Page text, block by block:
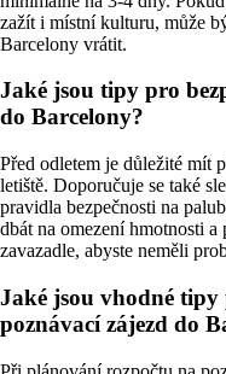
zažít i místní kulturu, může
Barcelony vrátit.
Jaké jsou tipy pro
do Barcelony?
Před odletem je důležité mít
letiště. Doporučuje se také
pravidla bezpečnosti na
dbát na omezení hmotnosti
zavazadle, abyste neměli
Jaké jsou vhodné
poznávací zájezd do